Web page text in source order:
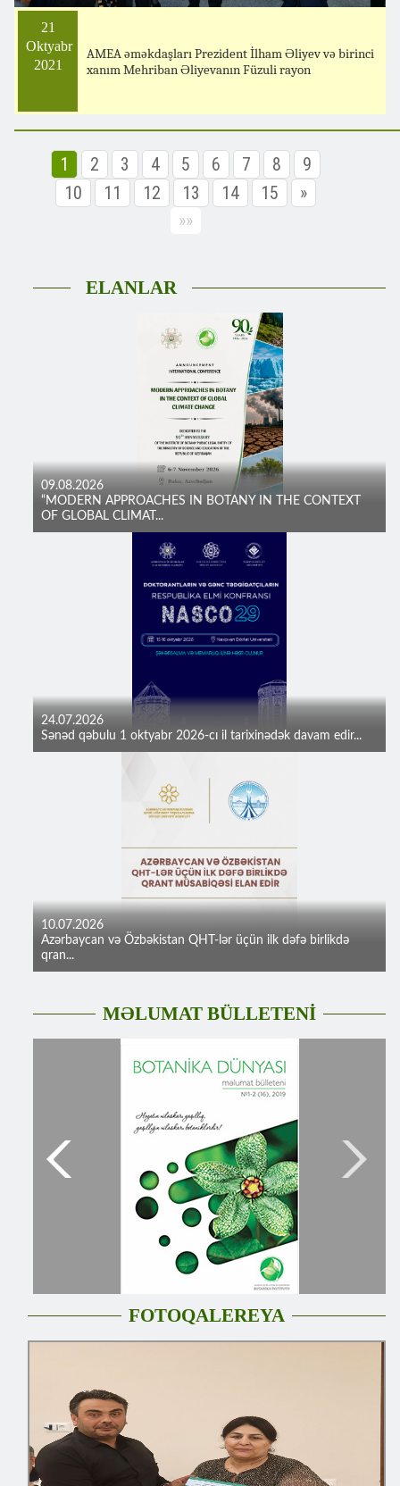
21
Oktyabr
2021
AMEA əməkdaşları Prezident İlham Əliyev və birinci
xanım Mehriban Əliyevanın Füzuli rayon
1 2 3 4 5 6 7 8
9
10
11 12 13 14 15
»
»»
ELANLAR
09.08.2026
“MODERN APPROACHES IN BOTANY IN THE CONTEXT
OF GLOBAL CLIMAT...
24.07.2026
Sənəd qəbulu 1 oktyabr 2026-cı il tarixinədək davam edir...
10.07.2026
Azərbaycan və Özbəkistan QHT-lər üçün ilk dəfə birlikdə
qran...
MƏLUMAT BÜLLETENİ
FOTOQALEREYA